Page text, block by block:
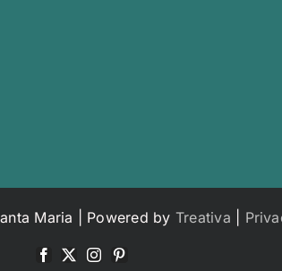
Maria | Powered by Treativa
Facebook
X Instagram
Pinterest